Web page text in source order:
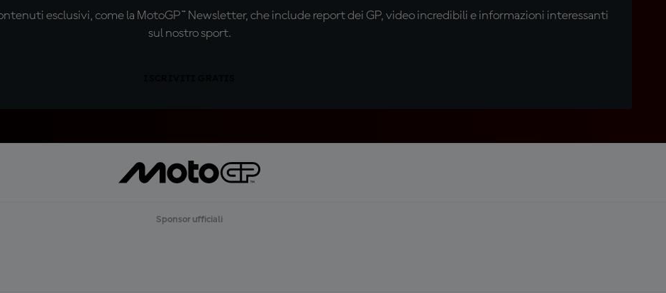
esclusivi, come la MotoGP™ Newsletter, che include report dei GP, video incredibili e informazioni interessanti
sul nostro sport.
Sponsor ufficiali